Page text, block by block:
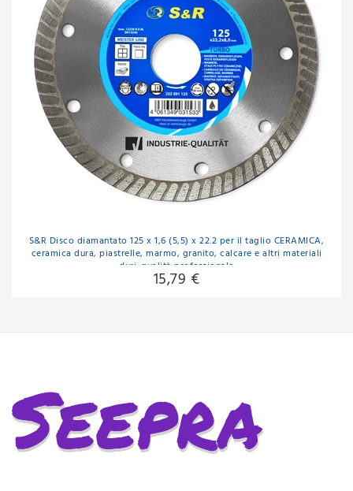
S&R Disco diamantato 125 x 1,6 (5,5) x 22.2 per il taglio CERAMICA,
ceramica dura, piastrelle, marmo, granito, calcare e altri materiali
duri. qualità professionale
15,79 €